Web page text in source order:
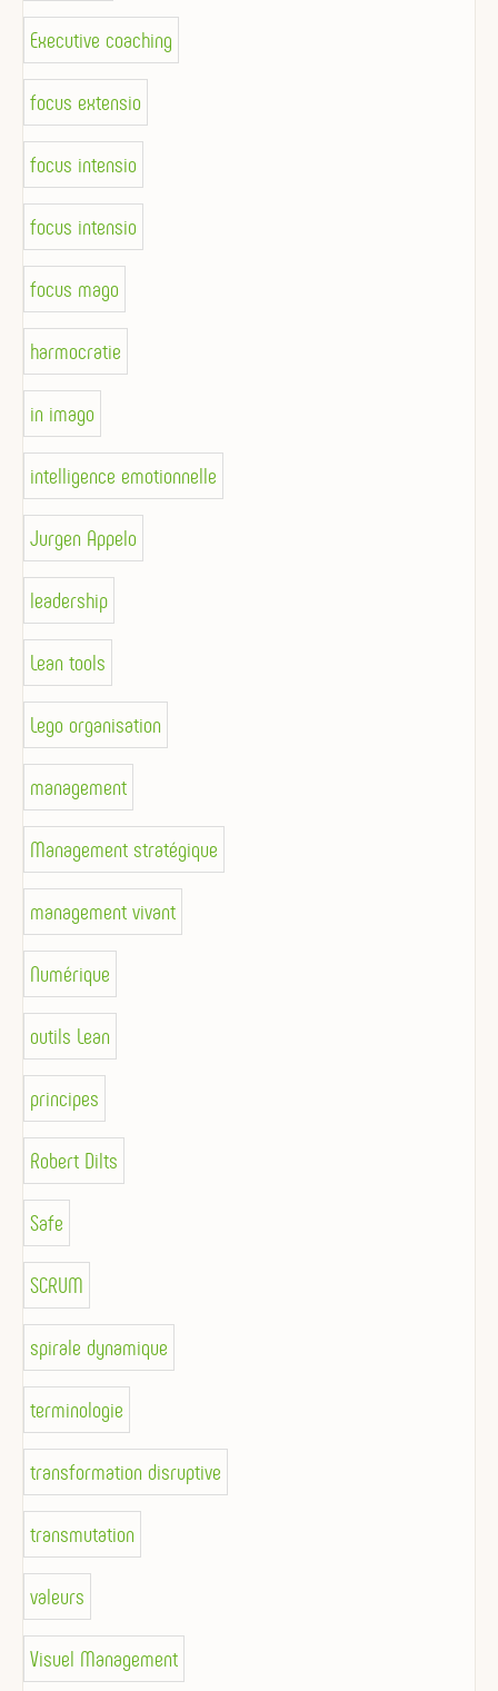
Executive coaching
focus extensio
focus intensio
focus intensio
focus mago
harmocratie
in imago
intelligence emotionnelle
Jurgen Appelo
leadership
Lean tools
Lego organisation
management
Management stratégique
management vivant
Numérique
outils Lean
principes
Robert Dilts
Safe
SCRUM
spirale dynamique
terminologie
transformation disruptive
transmutation
valeurs
Visuel Management